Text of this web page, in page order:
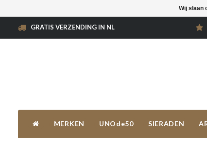
GRATIS VERZENDING IN NL
MERKEN UNOde50 SIERADEN
Wij slaan